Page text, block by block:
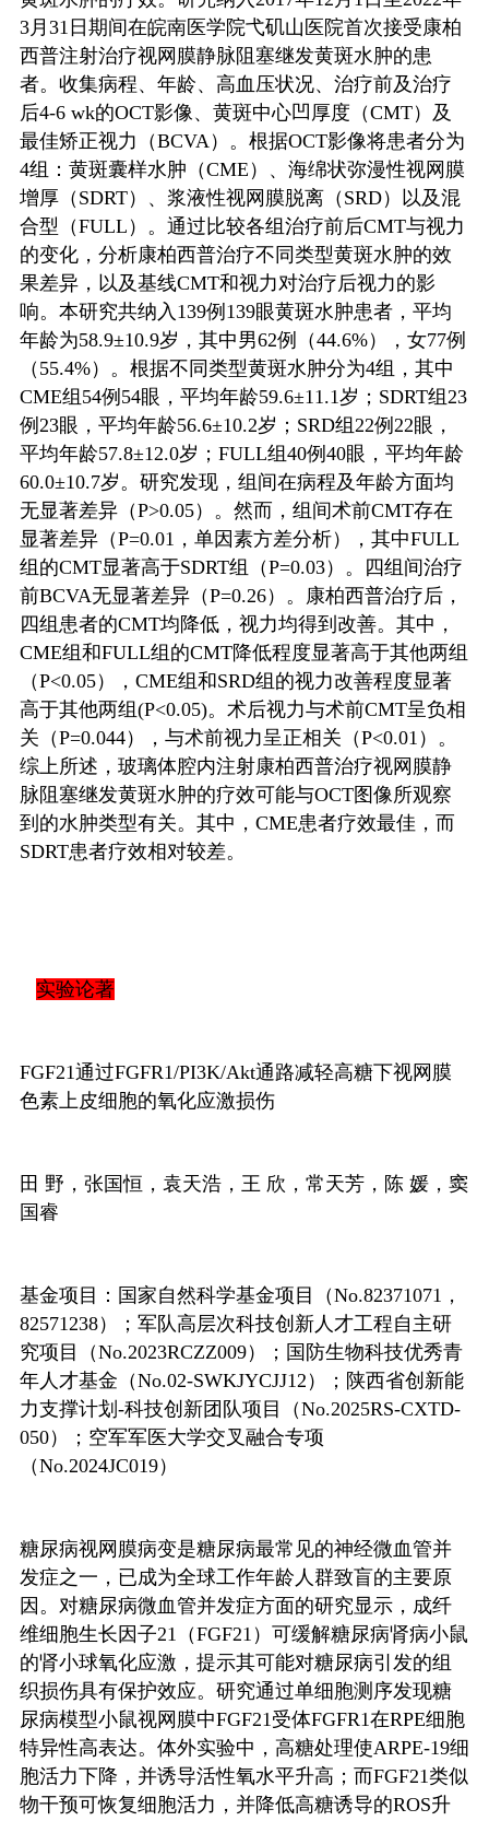
3月 31 日期间在皖南医学院弋矶山医院首次接受康柏
西普注射治疗视网膜静脉阻塞继发黄斑水肿的患
者。收集病程、年龄、高血压状况、治疗前及治疗
后4-6 wk的OCT影像、黄斑中心凹厚度（CMT）及
最佳矫正视力（BCVA）。根据OCT影像将患者分为
4组：黄斑囊样水肿（CME ）、海绵状弥漫性视网膜
增厚（ SDRT）、浆液性视网膜脱离（ SRD）以及混
合型（FULL ）。通过比较各组治疗前后CMT与视力
的变化，分析康柏西普治疗不同类型黄斑水肿的效
果差异，以及基线CMT和视力对治疗后视力的影
响。本研究共纳入 139例 139眼黄斑水肿患者，平均
年龄为58.9±10.9岁，其中男62例（44.6%），女77例
（ 55.4%）。根据不同类型黄斑水肿分为4组，其中
CME组 54例 54眼，平均年龄59.6±11.1岁； SDRT组 23
例 23眼，平均年龄56.6±10.2岁； SRD组 22例 22眼，
平均年龄57.8±12.0岁； FULL组 40例 40眼，平均年龄
60.0±10.7岁。研究发现，组间在病程及年龄方面均
无显著差异（P>0.05）。然而，组间术前CMT存在
显著差异（P=0.01 ，单因素方差分析），其中FULL
组的CMT显著高于SDRT组（P=0.03）。四组间治疗
前BCVA无显著差异（P=0.26）。康柏西普治疗后，
四组患者的CMT均降低，视力均得到改善。其中，
CME组和FULL组的CMT降低程度显著高于其他两组
（P<0.05）， CME组和SRD组的视力改善程度显著
高于其他两组 (P<0.05)。术后视力与术前CMT呈负相
关（P=0.044），与术前视力呈正相关（P<0.01 ）。
综上所述，玻璃体腔内注射康柏西普治疗视网膜静
脉阻塞继发黄斑水肿的疗效可能与OCT图像所观察
到的水肿类型有关。其中， CME患者疗效最佳，而
SDRT患者疗效相对较差。
实验论著
FGF21通过FGFR1/PI3K/Akt通路减轻高糖下视网膜
色素上皮细胞的氧化应激损伤
田 野，张国恒，袁天浩，王 欣，常天芳，陈 媛，窦
国睿
基金项目：国家自然科学基金项目（No.82371071 ，
82571238）；军队高层次科技创新人才工程自主研
究项目（No.2023RCZZ009）；国防生物科技优秀青
年人才基金（No.02-SWKJYCJJ12 ）；陕西省创新能
力支撑计划 -科技创新团队项目（No.2025RS-CXTD-
050）；空军军医大学交叉融合专项
（No.2024JC019）
糖尿病视网膜病变是糖尿病最常见的神经微血管并
发症之一，已成为全球工作年龄人群致盲的主要原
因。对糖尿病微血管并发症方面的研究显示，成纤
维细胞生长因子21 （FGF21 ）可缓解糖尿病肾病小鼠
的肾小球氧化应激，提示其可能对糖尿病引发的组
织损伤具有保护效应。研究通过单细胞测序发现糖
尿病模型小鼠视网膜中FGF21受体FGFR1在RPE细胞
特异性高表达。体外实验中，高糖处理使ARPE-19细
胞活力下降，并诱导活性氧水平升高；而FGF21类似
物干预可恢复细胞活力，并降低高糖诱导的ROS升